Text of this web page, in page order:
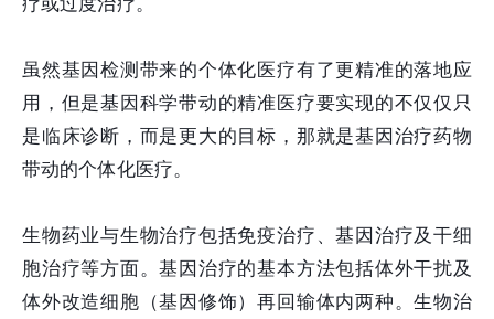
虽然基因检测带来的个体化医疗有了更精准的落地应
用，但是基因科学带动的精准医疗要实现的不仅仅只
是临床诊断，而是更大的目标，那就是基因治疗药物
带动的个体化医疗。
生物药业与生物治疗包括免疫治疗、基因治疗及干细
胞治疗等方面。基因治疗的基本方法包括体外干扰及
体外改造细胞（基因修饰）再回输体内两种。生物治